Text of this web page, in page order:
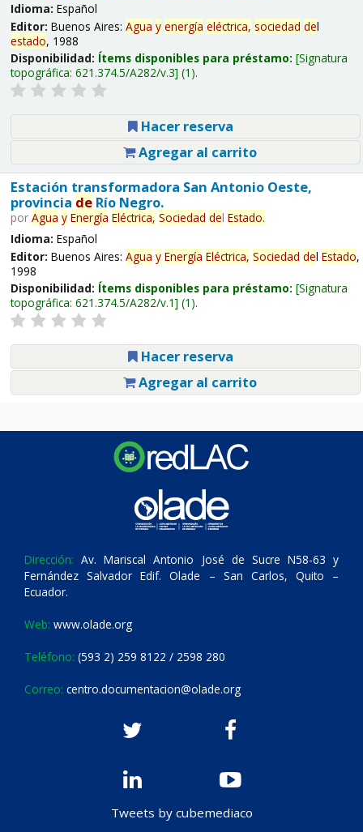
Idioma: Español
Editor: Buenos Aires: Agua y energía eléctrica, sociedad del
estado, 1988
Disponibilidad: Ítems disponibles para préstamo: Signatura
topográfica: 621.374.5/A282/v.3 (1).
Hacer reserva
Agregar al carrito
Estación transformadora San Antonio Oeste,
provincia deRío Negro.
por Agua y Energía Eléctrica, Sociedad del Estado.
Idioma: Español
Editor: Buenos Aires: Agua y Energía Eléctrica, Sociedad del Estado,
1998
Disponibilidad: Ítems disponibles para préstamo: Signatura
topográfica: 621.374.5/A282/v.1 (1).
Hacer reserva
Agregar al carrito
Dirección: Av. Mariscal Antonio José de Sucre N58-63 y
Fernández Salvador Edif. Olade – San Carlos, Quito –
Ecuador.
Web: www.olade.org
Teléfono: (593 2) 259 8122 / 2598 280
Correo: centro.documentacion@olade.org
Tweets by cubemediaco